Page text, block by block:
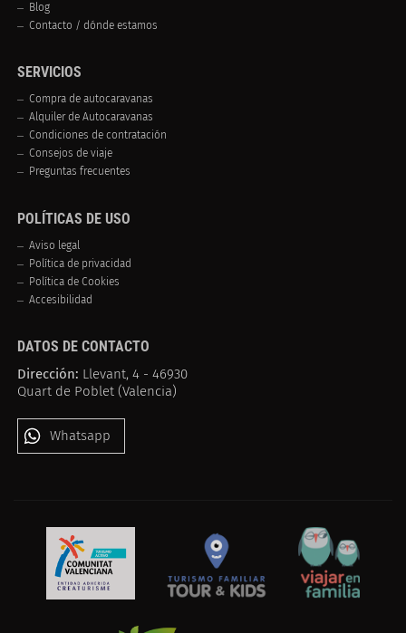
Blog
Contacto / dónde estamos
SERVICIOS
Compra de autocaravanas
Alquiler de Autocaravanas
Condiciones de contratación
Consejos de viaje
Preguntas frecuentes
POLÍTICAS DE USO
Aviso legal
Política de privacidad
Política de Cookies
Accesibilidad
DATOS DE CONTACTO
Dirección: Llevant, 4 - 46930
Quart de Poblet (Valencia)
Whatsapp